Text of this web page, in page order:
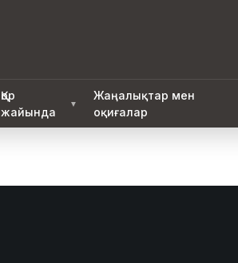
Қор
жайында
▼
Жаңалықтар мен
оқиғалар